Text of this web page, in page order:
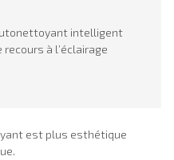
intelligent
à l’éclairage
est plus esthétique